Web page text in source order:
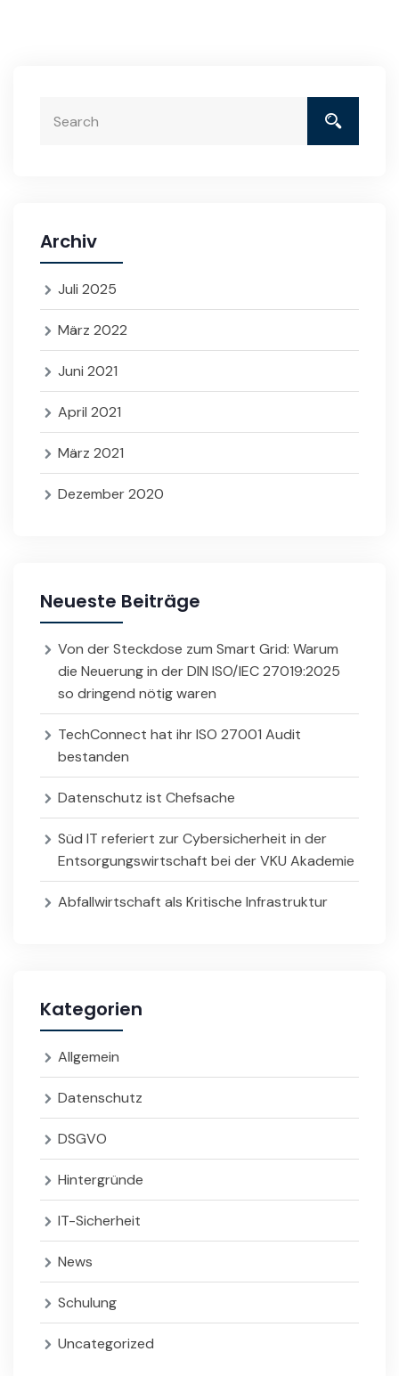
Archiv
Juli 2025
März 2022
Juni 2021
April 2021
März 2021
Dezember 2020
Neueste Beiträge
Von der Steckdose zum Smart Grid: Warum
die Neuerung in der DIN ISO/IEC 27019:2025
so dringend nötig waren
TechConnect hat ihr ISO 27001 Audit
bestanden
Datenschutz ist Chefsache
Süd IT referiert zur Cybersicherheit in der
Entsorgungswirtschaft bei der VKU Akademie
Abfallwirtschaft als Kritische Infrastruktur
Kategorien
Allgemein
Datenschutz
DSGVO
Hintergründe
IT-Sicherheit
News
Schulung
Uncategorized